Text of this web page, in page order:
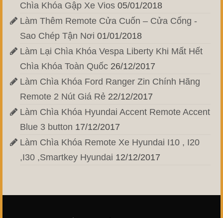
Chìa Khóa Gập Xe Vios 05/01/2018
Làm Thêm Remote Cửa Cuốn – Cửa Cổng -
Sao Chép Tận Nơi 01/01/2018
Làm Lại Chìa Khóa Vespa Liberty Khi Mất Hết
Chìa Khóa Toàn Quốc 26/12/2017
Làm Chìa Khóa Ford Ranger Zin Chính Hãng
Remote 2 Nút Giá Rẻ 22/12/2017
Làm Chìa Khóa Hyundai Accent Remote Accent
Blue 3 button 17/12/2017
Làm Chìa Khóa Remote Xe Hyundai I10 , I20
,I30 ,Smartkey Hyundai 12/12/2017